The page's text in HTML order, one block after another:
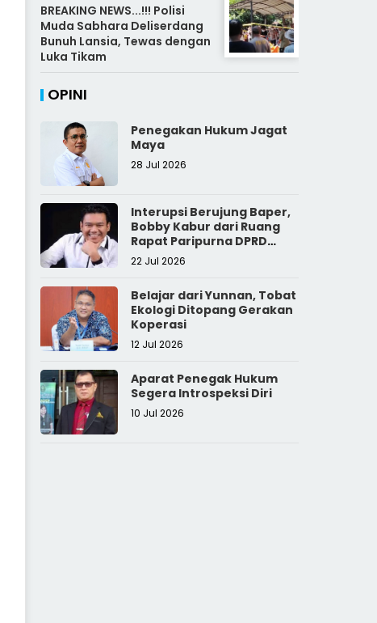
BREAKING NEWS...!!! Polisi
Muda Sabhara Deliserdang
Bunuh Lansia, Tewas dengan
Luka Tikam
OPINI
Penegakan Hukum Jagat
Maya
28 Jul 2026
Interupsi Berujung Baper,
Bobby Kabur dari Ruang
Rapat Paripurna DPRD
Sumut
22 Jul 2026
Belajar dari Yunnan, Tobat
Ekologi Ditopang Gerakan
Koperasi
12 Jul 2026
Aparat Penegak Hukum
Segera Introspeksi Diri
10 Jul 2026